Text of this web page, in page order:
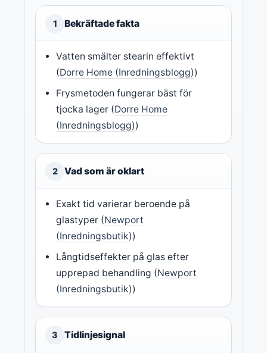
1 Bekräftade fakta
Vatten smälter stearin effektivt
(Dorre Home (Inredningsblogg))
Frysmetoden fungerar bäst för
tjocka lager (Dorre Home
(Inredningsblogg))
2 Vad som är oklart
Exakt tid varierar beroende på
glastyper (Newport
(Inredningsbutik))
Långtidseffekter på glas efter
upprepad behandling (Newport
(Inredningsbutik))
3 Tidlinjesignal